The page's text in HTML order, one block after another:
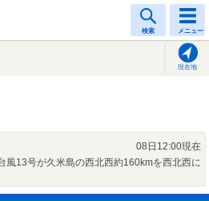
検索 メニュー
現在地
08日12:00現在
風13号が久米島の西北西約160kmを西北西に